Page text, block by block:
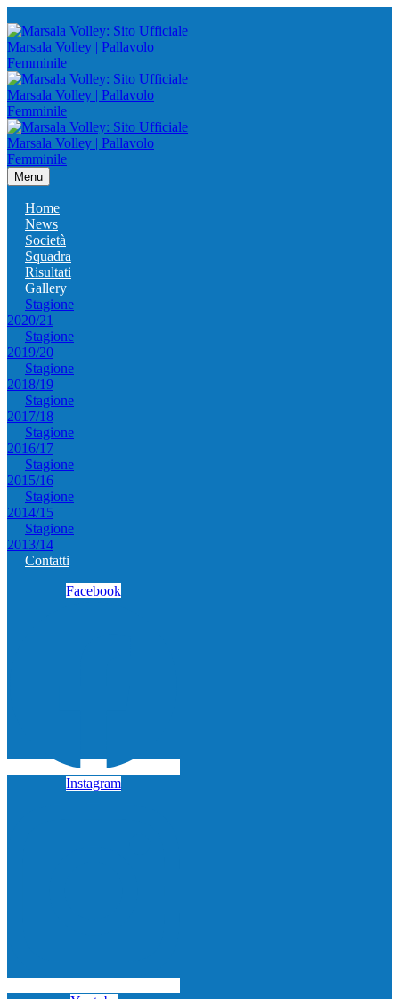
Menu
Home
News
Società
Squadra
Risultati
Gallery
Stagione
2020/21
Stagione
2019/20
Stagione
2018/19
Stagione
2017/18
Stagione
2016/17
Stagione
2015/16
Stagione
2014/15
Stagione
2013/14
Contatti
Facebook
Instagram